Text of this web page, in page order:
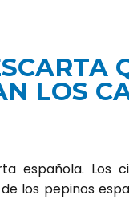
LOS
española. Los
los pepinos